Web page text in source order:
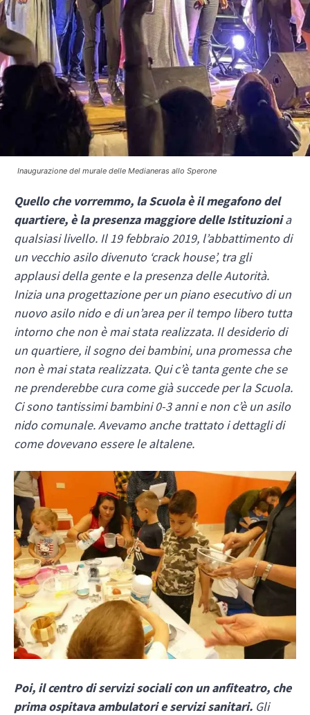
Inaugurazione del murale delle Medianeras allo Sperone
Quello che vorremmo, la Scuola è il megafono del
quartiere, è la presenza maggiore delle Istituzionia
qualsiasi livello. Il 19 febbraio 2019, l’abbattimento di
un vecchio asilo divenuto ‘crack house’, tra gli
applausi della gente e la presenza delle Autorità.
Inizia una progettazione per un piano esecutivo di un
nuovo asilo nido e di un’area per il tempo libero tutta
intorno che non è mai stata realizzata. Il desiderio di
un quartiere, il sogno dei bambini, una promessa che
non è mai stata realizzata. Qui c’è tanta gente che se
ne prenderebbe cura come già succede per la Scuola.
Ci sono tantissimi bambini 0-3 anni e non c’è un asilo
nido comunale. Avevamo anche trattato i dettagli di
come dovevano essere le altalene.
Poi, il centro di servizi sociali con un anfiteatro, che
primaospitava ambulatori e servizi sanitari. Gli